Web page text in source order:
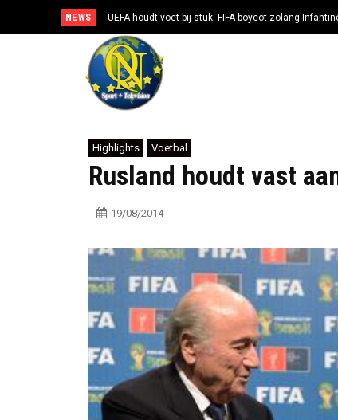
NEWS UEFA houdt voet bij stuk: FIFA-boycot zolang
Highlights Voetbal
Rusland houdt vast
19/08/2014